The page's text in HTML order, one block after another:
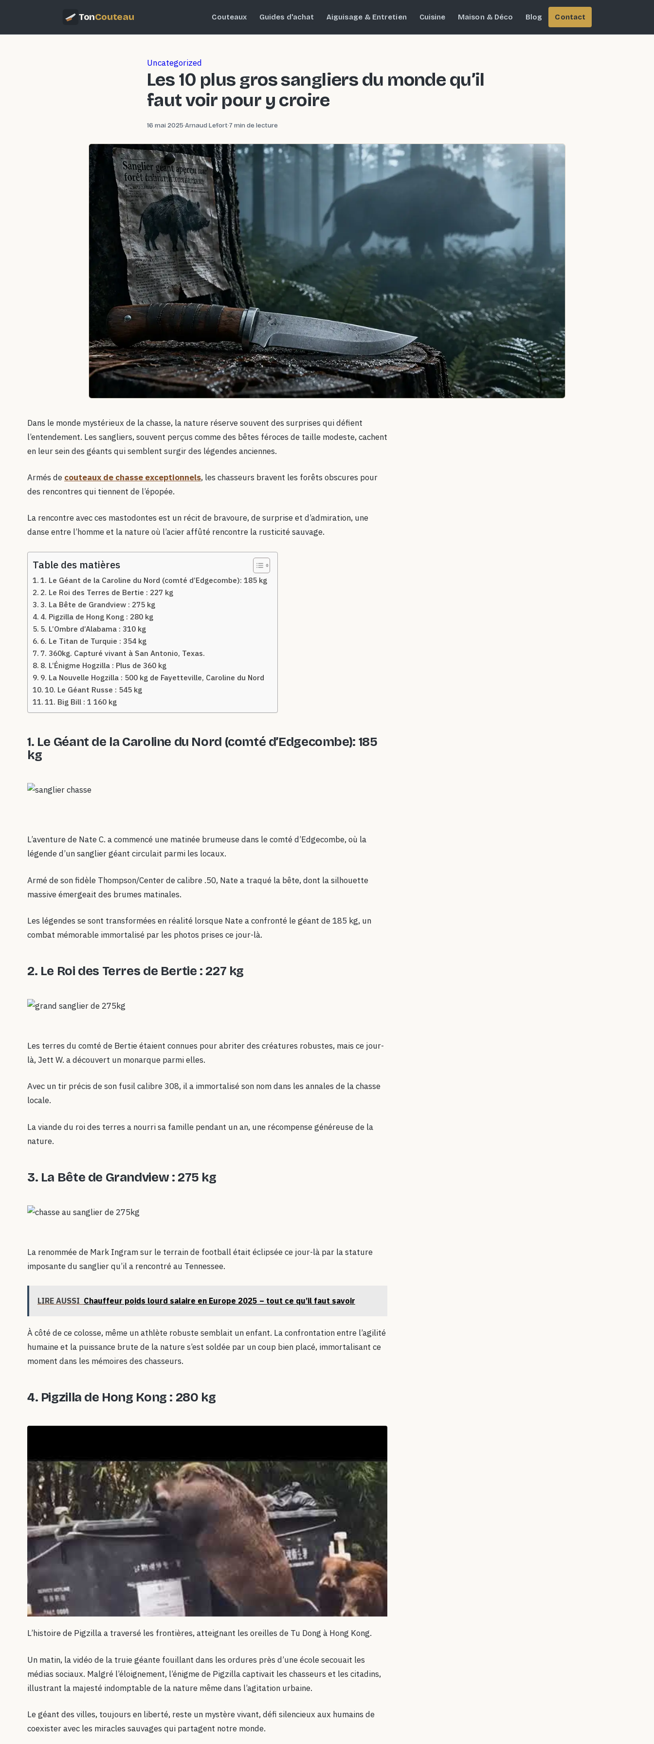
TonCouteau Couteaux Guides d'achat Aiguisage & Entretien Cuisine Maison & Déco Blog Contact
Uncategorized
Les 10 plus gros sangliers du monde qu’il
faut voir pour y croire
16 mai 2025·Arnaud Lefort·7 min de lecture
Dans le monde mystérieux de la chasse, la nature réserve souvent des surprises qui défient
l’entendement. Les sangliers, souvent perçus comme des bêtes féroces de taille modeste, cachent
en leur sein des géants qui semblent surgir des légendes anciennes.
Armés de couteaux de chasse exceptionnels, les chasseurs bravent les forêts obscures pour
des rencontres qui tiennent de l’épopée.
La rencontre avec ces mastodontes est un récit de bravoure, de surprise et d’admiration, une
danse entre l’homme et la nature où l’acier affûté rencontre la rusticité sauvage.
Table des matières
1. Le Géant de la Caroline du Nord (comté d’Edgecombe): 185 kg
2. Le Roi des Terres de Bertie : 227 kg
3. La Bête de Grandview : 275 kg
4. Pigzilla de Hong Kong : 280 kg
5. L’Ombre d’Alabama : 310 kg
6. Le Titan de Turquie : 354 kg
7. 360kg. Capturé vivant à San Antonio, Texas.
8. L’Énigme Hogzilla : Plus de 360 kg
9. La Nouvelle Hogzilla : 500 kg de Fayetteville, Caroline du Nord
10. Le Géant Russe : 545 kg
11. Big Bill : 1 160 kg
1. Le Géant de la Caroline du Nord (comté d’Edgecombe): 185
kg
L’aventure de Nate C. a commencé une matinée brumeuse dans le comté d’Edgecombe, où la
légende d’un sanglier géant circulait parmi les locaux.
Armé de son fidèle Thompson/Center de calibre .50, Nate a traqué la bête, dont la silhouette
massive émergeait des brumes matinales.
Les légendes se sont transformées en réalité lorsque Nate a confronté le géant de 185 kg, un
combat mémorable immortalisé par les photos prises ce jour-là.
2. Le Roi des Terres de Bertie : 227 kg
Les terres du comté de Bertie étaient connues pour abriter des créatures robustes, mais ce jour-
là, Jett W. a découvert un monarque parmi elles.
Avec un tir précis de son fusil calibre 308, il a immortalisé son nom dans les annales de la chasse
locale.
La viande du roi des terres a nourri sa famille pendant un an, une récompense généreuse de la
nature.
3. La Bête de Grandview : 275 kg
La renommée de Mark Ingram sur le terrain de football était éclipsée ce jour-là par la stature
imposante du sanglier qu’il a rencontré au Tennessee.
LIRE AUSSI Chauffeur poids lourd salaire en Europe 2025 – tout ce qu’il faut savoir
À côté de ce colosse, même un athlète robuste semblait un enfant. La confrontation entre l’agilité
humaine et la puissance brute de la nature s’est soldée par un coup bien placé, immortalisant ce
moment dans les mémoires des chasseurs.
4. Pigzilla de Hong Kong : 280 kg
L’histoire de Pigzilla a traversé les frontières, atteignant les oreilles de Tu Dong à Hong Kong.
Un matin, la vidéo de la truie géante fouillant dans les ordures près d’une école secouait les
médias sociaux. Malgré l’éloignement, l’énigme de Pigzilla captivait les chasseurs et les citadins,
illustrant la majesté indomptable de la nature même dans l’agitation urbaine.
Le géant des villes, toujours en liberté, reste un mystère vivant, défi silencieux aux humains de
coexister avec les miracles sauvages qui partagent notre monde.